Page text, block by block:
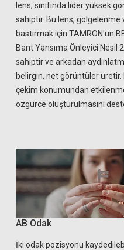
lens, sınıfında lider yüksek
sahiptir. Bu lens, gölgelenme
bastırmak için TAMRON'un
Bant Yansıma Önleyici Nesil
sahiptir ve arkadan
belirgin, net görüntüler üretir.
çekim konumundan
özgürce oluşturulmasını
AB Odak
İki odak pozisyonu